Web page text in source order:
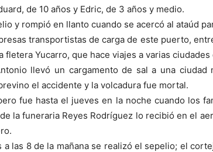
de 10 años y Edric, de 3 años y medio.
y rompió en llanto cuando se acercó al ataúd
transportistas de carga de este puerto,
Yucarro, que hace viajes a varias ciudades
llevó un cargamento de sal a una
el accidente y la volcadura fue mortal.
fue hasta el jueves en la noche cuando los
la funeraria Reyes Rodríguez lo recibió en el
las 8 de la mañana se realizó el sepelio; el